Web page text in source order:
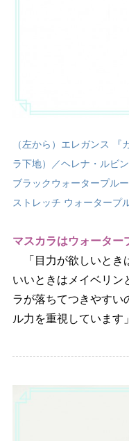
（左から）エレガンス
ラ下地）／ヘレナ・ルビ
ブラックウォータープル
ストレッチ ウォータープ
マスカラはウォーター
「目力が欲しいとき
いいときはメイベリン
ラが落ちてつきやすい
ル力を重視しています